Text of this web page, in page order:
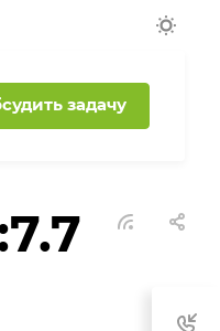
задачу